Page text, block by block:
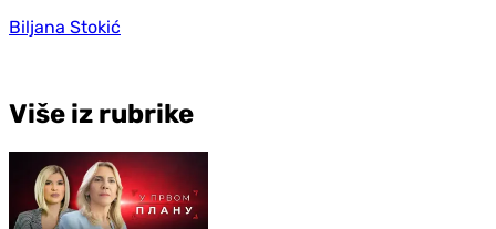
Biljana Stokić
Više iz rubrike